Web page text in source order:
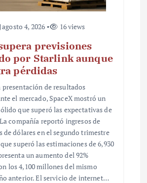
agosto 4, 2026 16 views
previsiones
por Starlink aunque
pérdidas
presentación de resultados
el mercado, SpaceX mostró un
que superó las expectativas de
compañía reportó ingresos de
de dólares en el segundo trimestre
superó las estimaciones de 6,930
un aumento del 92%
los 4,100 millones del mismo
anterior. El servicio de internet…